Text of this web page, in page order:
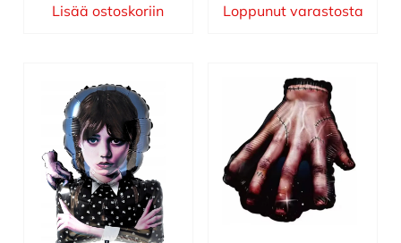
Lisää ostoskoriin Loppunut varastosta